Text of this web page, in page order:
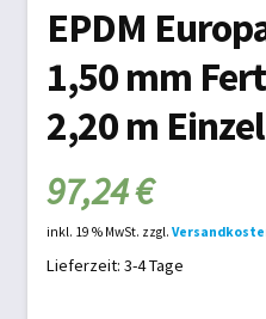
Teichtechnik
Versandarten
Warenkorb
Widerrufsbelehrung
EPDM
1,50 mm
2,20 m
97,24€
inkl. 19 % MwSt. zzgl.
Lieferzeit: 3-4 Tage